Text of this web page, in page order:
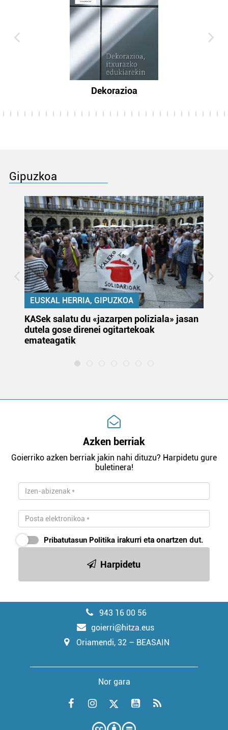
Dekorazioa
Gipuzkoa
EUSKAL HERRIA, GIPUZKOA
KASek salatu du «jazarpen poliziala» jasan
dutela gose direnei ogitartekoak
emateagatik
Azken berriak
Goierriko azken berriak jakin nahi dituzu? Harpidetu gure
buletinera!
Pribatutasun Politika irakurri eta onartzen dut.
Harpidetu
943 16 00 56
goierri@hitza.eus
Oriamendi, 32 – BEASAIN
Nor gara